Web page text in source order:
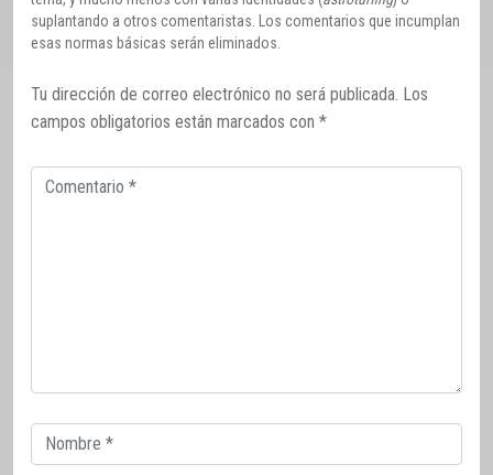
suplantando a otros comentaristas. Los comentarios que incumplan
esas normas básicas serán eliminados.
Tu dirección de correo electrónico no será publicada. Los
campos obligatorios están marcados con *
Comentario
Correo
electrónico